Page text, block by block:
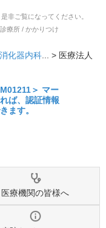
非ご覧になってください。
療所 / かかりつけ
消化器内科 ... > 医療法人
医療機関の皆様へ